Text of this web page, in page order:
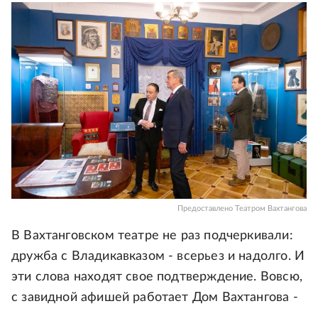
Предоставлено Театром Вахтангова
В Вахтанговском театре не раз подчеркивали:
дружба с Владикавказом - всерьез и надолго. И
эти слова находят свое подтверждение. Вовсю,
с завидной афишей работает Дом Вахтангова -